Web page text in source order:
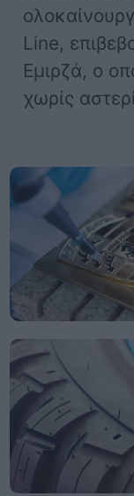
Line,
Εμιρζά, ο
χωρίς